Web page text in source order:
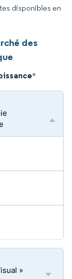
disponibles en
des
*
»